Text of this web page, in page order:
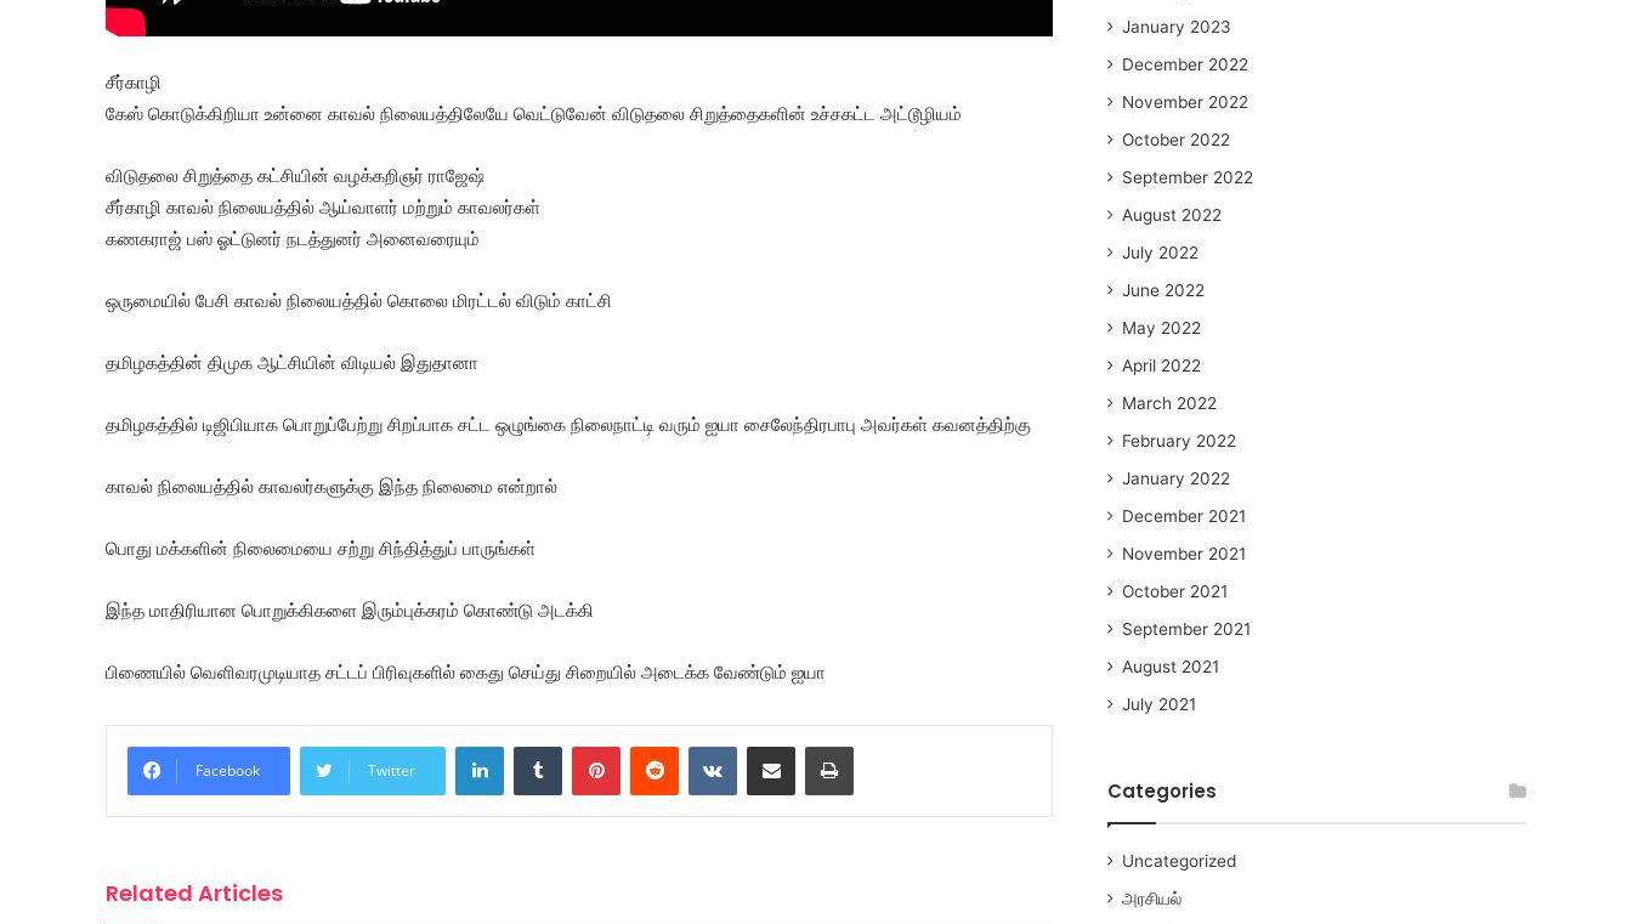
சீர்காழி
கேஸ் கொடுக்கிறியா உன்னை காவல் நிலையத்திலேயே வெட்டுவேன் விடுதலை சிறுத்தைகளின் உச்சகட்ட அட்டூழியம்
விடுதலை சிறுத்தை கட்சியின் வழக்கறிஞர் ராஜேஷ்
சீர்காழி காவல் நிலையத்தில் ஆய்வாளர் மற்றும் காவலர்கள்
கணகராஜ் பஸ் ஓட்டுனர் நடத்துனர் அனைவரையும்
ஒருமையில் பேசி காவல் நிலையத்தில் கொலை மிரட்டல் விடும் காட்சி
தமிழகத்தின் திமுக ஆட்சியின் விடியல் இதுதானா
தமிழகத்தில் டிஜிபியாக பொறுப்பேற்று சிறப்பாக சட்ட ஒழுங்கை நிலைநாட்டி வரும் ஐயா சைலேந்திரபாபு அவர்கள் கவனத்திற்கு
காவல் நிலையத்தில் காவலர்களுக்கு இந்த நிலைமை என்றால்
பொது மக்களின் நிலைமையை சற்று சிந்தித்துப் பாருங்கள்
இந்த மாதிரியான பொறுக்கிகளை இரும்புக்கரம் கொண்டு அடக்கி
பிணையில் வெளிவரமுடியாத சட்டப் பிரிவுகளில் கைது செய்து சிறையில் அடைக்க வேண்டும் ஐயா
Facebook Twitter
LinkedInTumblr PinterestReddit VKontakteShare via Email Print
Related Articles
January 2023
December 2022
November 2022
October 2022
September 2022
August 2022
July 2022
June 2022
May 2022
April 2022
March 2022
February 2022
January 2022
December 2021
November 2021
October 2021
September 2021
August 2021
July 2021
Categories
Uncategorized
அரசியல்